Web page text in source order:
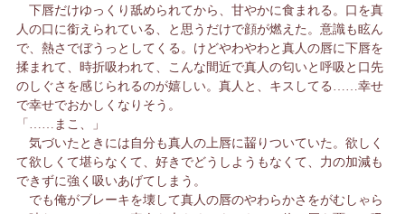
下唇だけゆっくり舐められてから、甘やかに食まれる。口を真
人の口に銜えられている、と思うだけで顔が燃えた。意識も眩ん
で、熱さでぼうっとしてくる。けどやわやわと真人の唇に下唇を
揉まれて、時折吸われて、こんな間近で真人の匂いと呼吸と口先
のしぐさを感じられるのが嬉しい。真人と、キスしてる……幸せ
で幸せでおかしくなりそう。
「……まこ、」
気づいたときには自分も真人の上唇に齧りついていた。欲しく
て欲しくて堪らなくて、好きでどうしようもなくて、力の加減も
できずに強く吸いあげてしまう。
でも俺がブレーキを壊して真人の唇のやわらかさをがむしゃら